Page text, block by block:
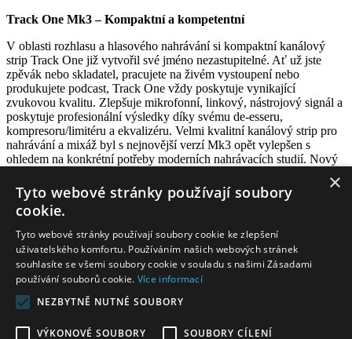
Track One Mk3 – Kompaktní a kompetentní
V oblasti rozhlasu a hlasového nahrávání si kompaktní kanálový
strip Track One již vytvořil své jméno nezastupitelné. Ať už jste
zpěvák nebo skladatel, pracujete na živém vystoupení nebo
produkujete podcast, Track One vždy poskytuje vynikající
zvukovou kvalitu. Zlepšuje mikrofonní, linkový, nástrojový signál a
poskytuje profesionální výsledky díky svému de-esseru,
kompresoru/limitéru a ekvalizéru. Velmi kvalitní kanálový strip pro
nahrávání a mixáž byl s nejnovější verzí Mk3 opět vylepšen s
ohledem na konkrétní potřeby moderních nahrávacích studií. Nový
elegantnější a intuitivnější vzhled.
BaSys Pro Audio
© 2026 BaSys Pro Audio
×
Tyto webové stránky používají soubory
cookie.
Tyto webové stránky používají soubory cookie ke zlepšení
uživatelského komfortu. Používáním našich webových stránek
souhlasíte se všemi soubory cookie v souladu s našimi Zásadami
používání souborů cookie. Více informací
NEZBYTNĚ NUTNÉ SOUBORY
VÝKONOVÉ SOUBORY SOUBORY CÍLENÍ